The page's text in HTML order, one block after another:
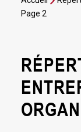
Page 2